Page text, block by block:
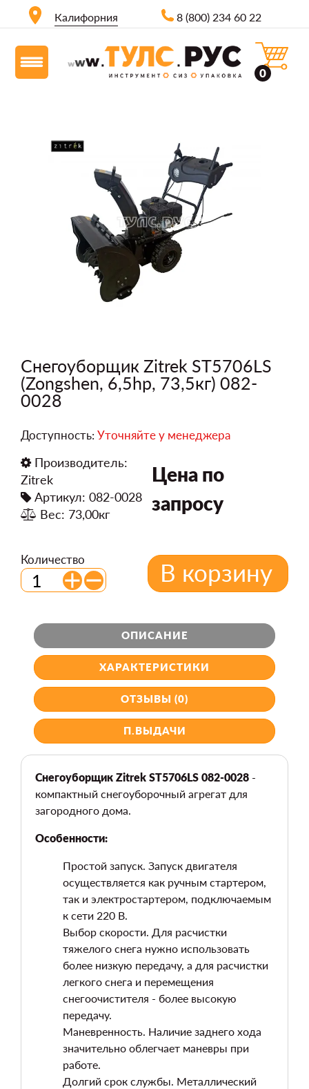
Калифорния 8 (800) 234 60 22
0
Снегоуборщик Zitrek ST5706LS
(Zongshen, 6,5hp, 73,5кг) 082-
0028
Доступность: Уточняйте у менеджера
Производитель:
Zitrek
Артикул: 082-0028
Вес: 73,00кг
Цена по
запросу
Количество В корзину
ОПИСАНИЕ
ХАРАКТЕРИСТИКИ
ОТЗЫВЫ (0)
П.ВЫДАЧИ
Снегоуборщик Zitrek ST5706LS 082-0028 -
компактный снегоуборочный агрегат для
загородного дома.
Особенности:
Простой запуск. Запуск двигателя
осуществляется как ручным стартером,
так и электростартером, подключаемым
к сети 220 В.
Выбор скорости. Для расчистки
тяжелого снега нужно использовать
более низкую передачу, а для расчистки
легкого снега и перемещения
снегоочистителя - более высокую
передачу.
Маневренность. Наличие заднего хода
значительно облегчает маневры при
работе.
Долгий срок службы. Металлический